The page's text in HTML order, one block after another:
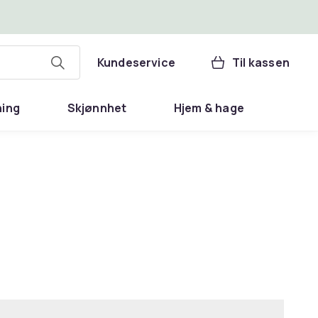
Kundeservice Til kassen
Skjønnhet Hjem & hage